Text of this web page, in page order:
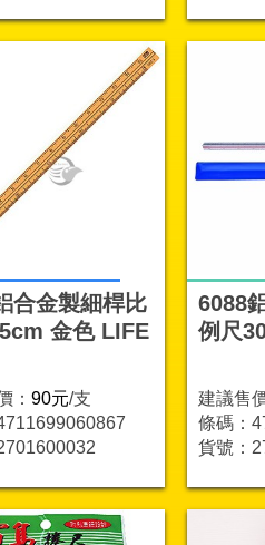
合金製細桿比
金色 LIFE
： 90元/支
6088
例尺
建議售
條碼：
貨號：